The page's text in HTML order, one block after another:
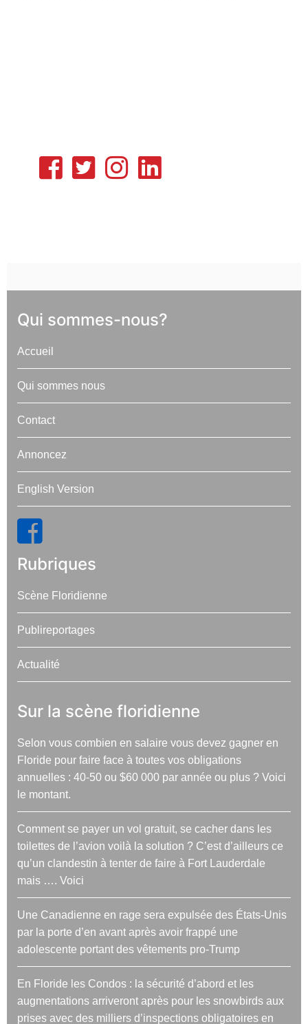
Qui sommes-nous?
Accueil
Qui sommes nous
Contact
Annoncez
English Version
Rubriques
Scène Floridienne
Publireportages
Actualité
Sur la scène floridienne
Selon vous combien en salaire vous devez gagner en
Floride pour faire face à toutes vos obligations
annuelles : 40-50 ou $60 000 par année ou plus ? Voici
le montant.
Comment se payer un vol gratuit, se cacher dans les
toilettes de l’avion voilà la solution ? C’est d’ailleurs ce
qu’un clandestin à tenter de faire à Fort Lauderdale
mais …. Voici
Une Canadienne en rage sera expulsée des États-Unis
par la porte d’en avant après avoir frappé une
adolescente portant des vêtements pro-Trump
En Floride les Condos : la sécurité d’abord et les
augmentations arriveront après pour les snowbirds aux
prises avec des milliers d’inspections obligatoires en